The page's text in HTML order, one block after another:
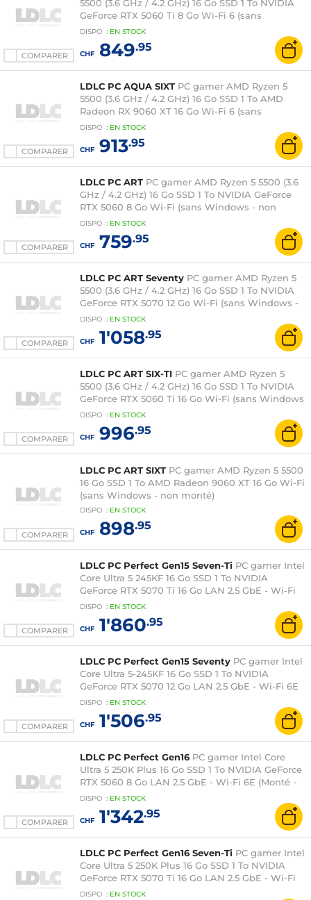
COMPARER
5500 (3.6 GHz / 4.2 GHz) 16 Go SSD 1 To NVIDIA
GeForce RTX 5060 Ti 8 Go Wi-Fi 6 (sans
Windows - non monté)
DISPO : EN STOCK
CHF849.95
COMPARER
LDLC PC AQUA SIXT PC gamer AMD Ryzen 5
5500 (3.6 GHz / 4.2 GHz) 16 Go SSD 1 To AMD
Radeon RX 9060 XT 16 Go Wi-Fi 6 (sans
Windows - non monté)
DISPO : EN STOCK
CHF913.95
COMPARER
LDLC PC ART PC gamer AMD Ryzen 5 5500 (3.6
GHz / 4.2 GHz) 16 Go SSD 1 To NVIDIA GeForce
RTX 5060 8 Go Wi-Fi (sans Windows - non
monté)
DISPO : EN STOCK
CHF759.95
COMPARER
LDLC PC ART Seventy PC gamer AMD Ryzen 5
5500 (3.6 GHz / 4.2 GHz) 16 Go SSD 1 To NVIDIA
GeForce RTX 5070 12 Go Wi-Fi (sans Windows -
non monté)
DISPO : EN STOCK
CHF1'058.95
COMPARER
LDLC PC ART SIX-TI PC gamer AMD Ryzen 5
5500 (3.6 GHz / 4.2 GHz) 16 Go SSD 1 To NVIDIA
GeForce RTX 5060 Ti 16 Go Wi-Fi (sans Windows
- non monté)
DISPO : EN STOCK
CHF996.95
COMPARER
LDLC PC ART SIXT PC gamer AMD Ryzen 5 5500
16 Go SSD 1 To AMD Radeon 9060 XT 16 Go Wi-Fi
(sans Windows - non monté)
DISPO : EN STOCK
CHF898.95
COMPARER
LDLC PC Perfect Gen15 Seven-Ti PC gamer Intel
Core Ultra 5 245KF 16 Go SSD 1 To NVIDIA
GeForce RTX 5070 Ti 16 Go LAN 2.5 GbE - Wi-Fi
6E (Monté - Windows 11 en version d'essai)
DISPO : EN STOCK
CHF1'860.95
COMPARER
LDLC PC Perfect Gen15 Seventy PC gamer Intel
Core Ultra 5-245KF 16 Go SSD 1 To NVIDIA
GeForce RTX 5070 12 Go LAN 2.5 GbE - Wi-Fi 6E
(Monté - Windows 11 en version d'essai)
DISPO : EN STOCK
CHF1'506.95
COMPARER
LDLC PC Perfect Gen16 PC gamer Intel Core
Ultra 5 250K Plus 16 Go SSD 1 To NVIDIA GeForce
RTX 5060 8 Go LAN 2.5 GbE - Wi-Fi 6E (Monté -
Windows 11 en version d'essai)
DISPO : EN STOCK
CHF1'342.95
LDLC PC Perfect Gen16 Seven-Ti PC gamer Intel
Core Ultra 5 250K Plus 16 Go SSD 1 To NVIDIA
GeForce RTX 5070 Ti 16 Go LAN 2.5 GbE - Wi-Fi
6E (Monté - Windows 11 en version d'essai)
DISPO : EN STOCK